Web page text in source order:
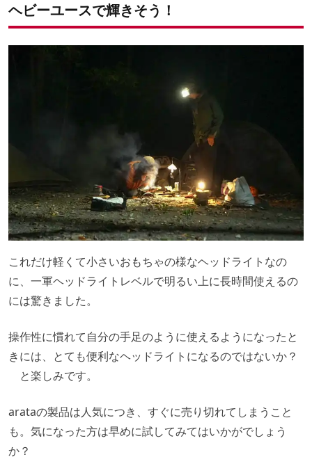
ヘビーユースで輝きそう！
これだけ軽くて小さいおもちゃの様なヘッドライトなの
に、一軍ヘッドライトレベルで明るい上に長時間使えるの
には驚きました。
操作性に慣れて自分の手足のように使えるようになったと
きには、とても便利なヘッドライトになるのではないか？
と楽しみです。
arataの製品は人気につき、すぐに売り切れてしまうこと
も。気になった方は早めに試してみてはいかがでしょう
か？